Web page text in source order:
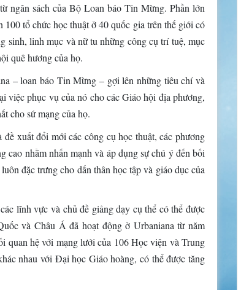
ngân sách của Bộ Loan báo Tin Mừng. Phần lớn
tổ chức học thuật ở 40 quốc gia trên thế giới có
sinh, linh mục và nữ tu những công cụ trí tuệ, mục
quê hương của họ.
– loan báo Tin Mừng – gợi lên những tiêu chí và
việc phục vụ của nó cho các Giáo hội địa phương,
cho sứ mạng của họ.
xuất đổi mới các công cụ học thuật, các phương
nhằm nhấn mạnh và áp dụng sự chú ý đến bối
đặc trưng cho dấn thân học tập và giáo dục của
lĩnh vực và chủ đề giảng dạy cụ thể có thể được
và Châu Á đã hoạt động ở Urbaniana từ năm
quan hệ với mạng lưới của 106 Học viện và Trung
nhau với Đại học Giáo hoàng, có thể được tăng